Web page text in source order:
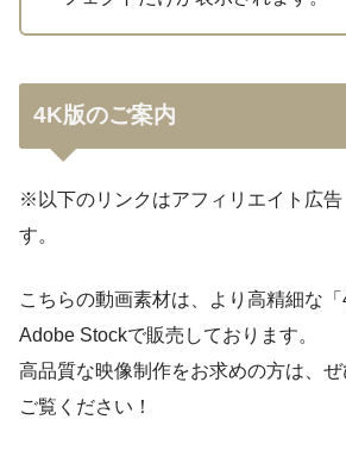
4K版のご案内
※以下のリンクはアフィリエイト広告
す。
こちらの動画素材は、より高精細な
Adobe Stockで販売しております。
高品質な映像制作をお求めの方は、
ご覧ください！